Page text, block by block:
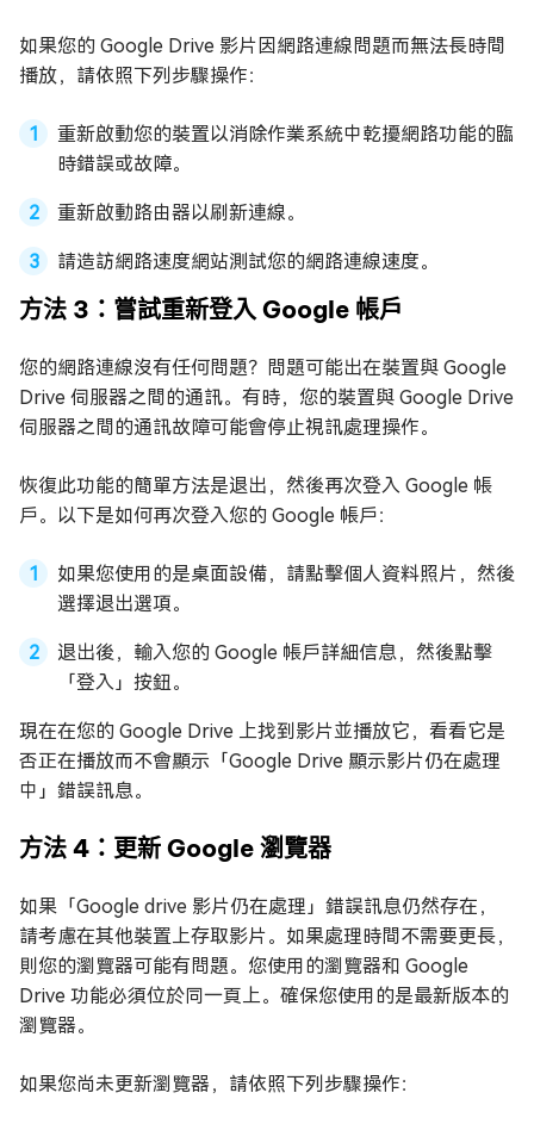
如果您的 Google Drive 影片因網路連線問題而無法長時間
播放，請依照下列步驟操作：
重新啟動您的裝置以消除作業系統中乾擾網路功能的臨
時錯誤或故障。
重新啟動路由器以刷新連線。
請造訪網路速度網站測試您的網路連線速度。
方法 3：嘗試重新登入 Google 帳戶
您的網路連線沒有任何問題？問題可能出在裝置與 Google
Drive 伺服器之間的通訊。有時，您的裝置與 Google Drive
伺服器之間的通訊故障可能會停止視訊處理操作。
恢復此功能的簡單方法是退出，然後再次登入 Google 帳
戶。以下是如何再次登入您的 Google 帳戶：
如果您使用的是桌面設備，請點擊個人資料照片，然後
選擇退出選項。
退出後，輸入您的 Google 帳戶詳細信息，然後點擊
「登入」按鈕。
現在在您的 Google Drive 上找到影片並播放它，看看它是
否正在播放而不會顯示「Google Drive 顯示影片仍在處理
中」錯誤訊息。
方法 4：更新 Google 瀏覽器
如果「Google drive 影片仍在處理」錯誤訊息仍然存在，
請考慮在其他裝置上存取影片。如果處理時間不需要更長，
則您的瀏覽器可能有問題。您使用的瀏覽器和 Google
Drive 功能必須位於同一頁上。確保您使用的是最新版本的
瀏覽器。
如果您尚未更新瀏覽器，請依照下列步驟操作：